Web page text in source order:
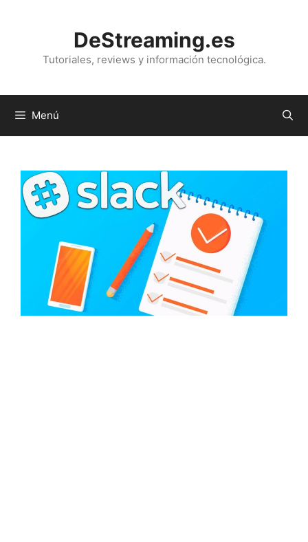
DeStreaming.es
Tutoriales, reviews y información tecnológica.
Menú